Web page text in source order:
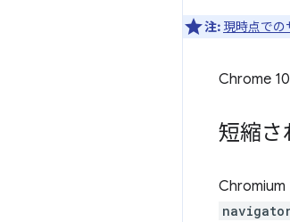
注: 現時点での
Chrome
短縮さ
Chromium